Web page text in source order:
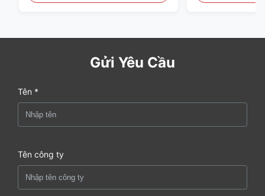
Gửi Yêu Cầu
Tên *
Tên công ty